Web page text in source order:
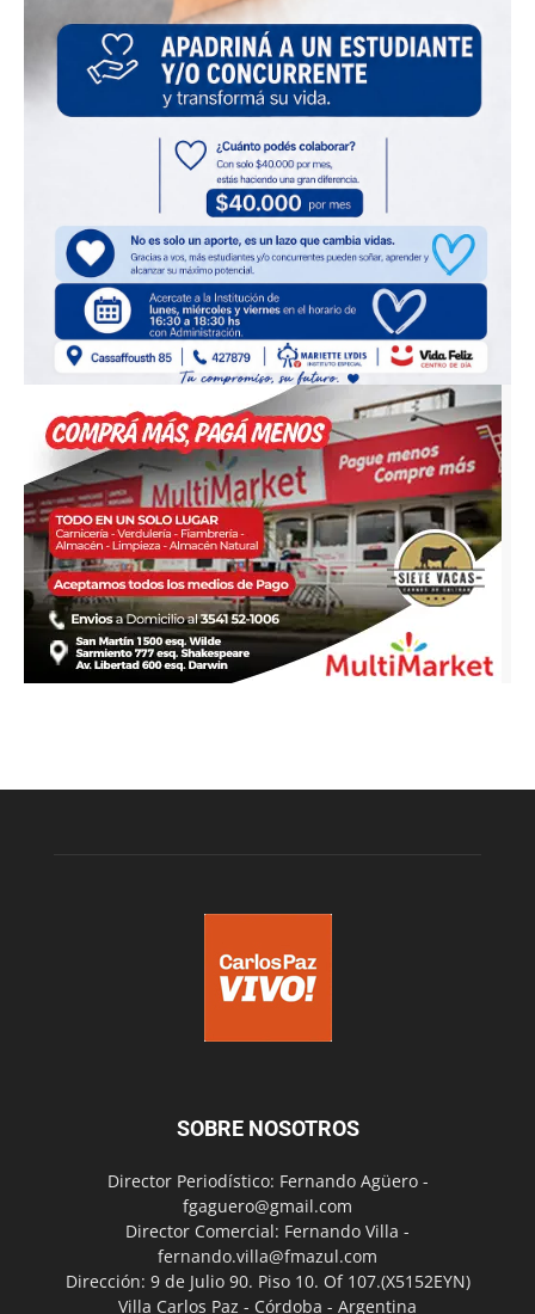
SOBRE NOSOTROS
Director Periodístico: Fernando Agüero -
fgaguero@gmail.com
Director Comercial: Fernando Villa -
fernando.villa@fmazul.com
Dirección: 9 de Julio 90. Piso 10. Of 107.(X5152EYN)
Villa Carlos Paz - Córdoba - Argentina